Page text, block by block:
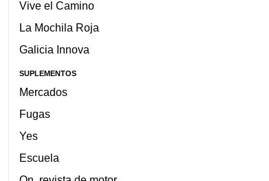
Vive el Camino
La Mochila Roja
Galicia Innova
SUPLEMENTOS
Mercados
Fugas
Yes
Escuela